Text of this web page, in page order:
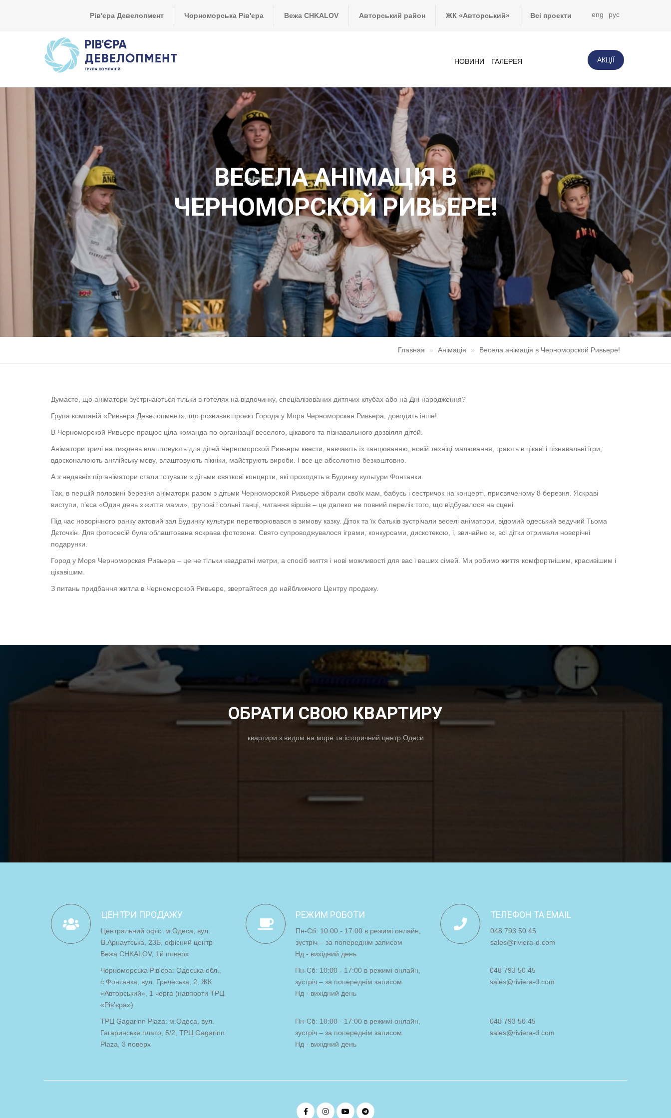
Всі проєкти
ЖК «Авторський»
Авторський район
Вежа CHKALOV
Чорноморська Рів'єра
Рів'єра Девелопмент eng рус
НОВИНИ ГАЛЕРЕЯ АКЦІЇ
ВЕСЕЛА АНІМАЦІЯ В
ЧЕРНОМОРСКОЙ РИВЬЕРЕ!
Главная Анімація Весела анімація в Черноморской Ривьере!
Думаєте, що аніматори зустрічаються тільки в готелях на відпочинку, спеціалізованих дитячих клубах або на Дні народження?
Група компаній «Ривьера Девелопмент», що розвиває проєкт Города у Моря Черноморская Ривьера, доводить інше!
В Черноморской Ривьере працює ціла команда по організації веселого, цікавого та пізнавального дозвілля дітей.
Аніматори тричі на тиждень влаштовують для дітей Черноморской Ривьеры квести, навчають їх танцюванню, новій техніці малювання, грають в цікаві і пізнавальні ігри,
вдосконалюють англійську мову, влаштовують пікніки, майструють вироби. І все це абсолютно безкоштовно.
А з недавніх пір аніматори стали готувати з дітьми святкові концерти, які проходять в Будинку культури Фонтанки.
Так, в першій половині березня аніматори разом з дітьми Черноморской Ривьере зібрали своїх мам, бабусь і сестричок на концерті, присвяченому 8 березня. Яскраві
виступи, п’єса «Один день з життя мами», групові і сольні танці, читання віршів – це далеко не повний перелік того, що відбувалося на сцені.
Під час новорічного ранку актовий зал Будинку культури перетворювався в зимову казку. Діток та їх батьків зустрічали веселі аніматори, відомий одеський ведучий Тьома
Дєточкін. Для фотосесій була облаштована яскрава фотозона. Свято супроводжувалося іграми, конкурсами, дискотекою, і, звичайно ж, всі дітки отримали новорічні
подарунки.
Город у Моря Черноморская Ривьера – це не тільки квадратні метри, а спосіб життя і нові можливості для вас і ваших сімей. Ми робимо життя комфортнішим, красивішим і
цікавішим.
З питань придбання житла в Черноморской Ривьере, звертайтеся до найближчого Центру продажу.
ОБРАТИ СВОЮ КВАРТИРУ
квартири з видом на море та історичний центр Одеси
ЦЕНТРИ ПРОДАЖУ
Центральний офіс: м.Одеса, вул.
В.Арнаутська, 23Б, офісний центр
Вежа CHKALOV, 1й поверх
РЕЖИМ РОБОТИ
Пн-Сб: 10:00 - 17:00 в режимі онлайн,
зустріч – за попереднім записом
Нд - вихідний день
ТЕЛЕФОН ТА EMAIL
048 793 50 45
sales@riviera-d.com
Чорноморська Рів'єра: Одеська обл.,
с.Фонтанка, вул. Гречеська, 2, ЖК
«Авторський», 1 черга (навпроти ТРЦ
«Рів'єра»)
Пн-Сб: 10:00 - 17:00 в режимі онлайн,
зустріч – за попереднім записом
Нд - вихідний день
048 793 50 45
sales@riviera-d.com
ТРЦ Gagarinn Plaza: м.Одеса, вул.
Гагаринське плато, 5/2, ТРЦ Gagarinn
Plaza, 3 поверх
Пн-Сб: 10:00 - 17:00 в режимі онлайн,
зустріч – за попереднім записом
Нд - вихідний день
048 793 50 45
sales@riviera-d.com